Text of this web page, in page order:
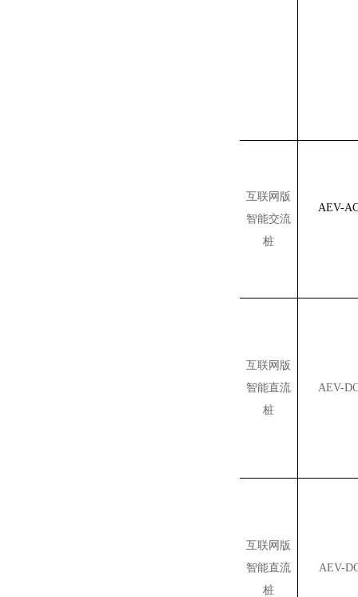
互联网版
智能交流
桩
AEV-
互联网版
智能直流
桩
AEV-
互联网版
智能直流
桩
AEV-